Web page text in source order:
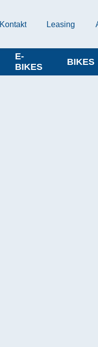
Kontakt Leasing
E-
BIKES
BIKES